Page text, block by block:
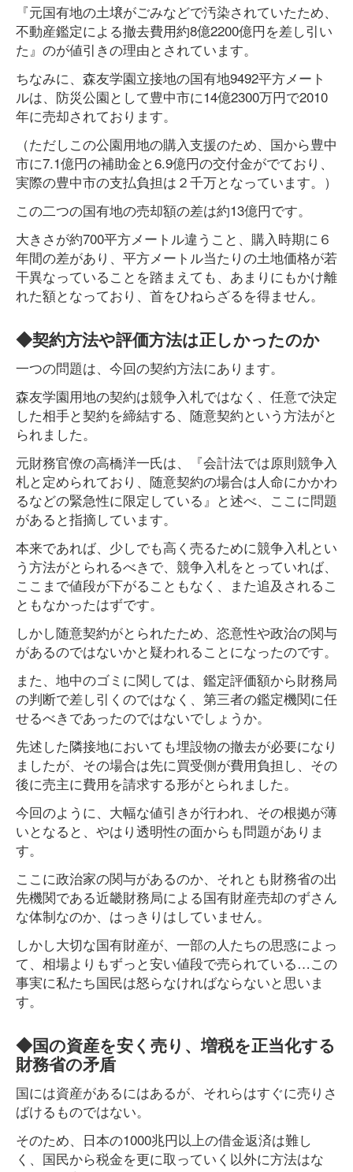
『元国有地の土壌がごみなどで汚染されていたため、
不動産鑑定による撤去費用約8億2200億円を差し引い
た』のが値引きの理由とされています。
ちなみに、森友学園立接地の国有地9492平方メート
ルは、防災公園として豊中市に14億2300万円で2010
年に売却されております。
（ただしこの公園用地の購入支援のため、国から豊中
市に7.1億円の補助金と6.9億円の交付金がでており、
実際の豊中市の支払負担は２千万となっています。）
この二つの国有地の売却額の差は約13億円です。
大きさが約700平方メートル違うこと、購入時期に６
年間の差があり、平方メートル当たりの土地価格が若
干異なっていることを踏まえても、あまりにもかけ離
れた額となっており、首をひねらざるを得ません。
◆契約方法や評価方法は正しかったのか
一つの問題は、今回の契約方法にあります。
森友学園用地の契約は競争入札ではなく、任意で決定
した相手と契約を締結する、随意契約という方法がと
られました。
元財務官僚の高橋洋一氏は、『会計法では原則競争入
札と定められており、随意契約の場合は人命にかかわ
るなどの緊急性に限定している』と述べ、ここに問題
があると指摘しています。
本来であれば、少しでも高く売るために競争入札とい
う方法がとられるべきで、競争入札をとっていれば、
ここまで値段が下がることもなく、また追及されるこ
ともなかったはずです。
しかし随意契約がとられたため、恣意性や政治の関与
があるのではないかと疑われることになったのです。
また、地中のゴミに関しては、鑑定評価額から財務局
の判断で差し引くのではなく、第三者の鑑定機関に任
せるべきであったのではないでしょうか。
先述した隣接地においても埋設物の撤去が必要になり
ましたが、その場合は先に買受側が費用負担し、その
後に売主に費用を請求する形がとられました。
今回のように、大幅な値引きが行われ、その根拠が薄
いとなると、やはり透明性の面からも問題がありま
す。
ここに政治家の関与があるのか、それとも財務省の出
先機関である近畿財務局による国有財産売却のずさん
な体制なのか、はっきりはしていません。
しかし大切な国有財産が、一部の人たちの思惑によっ
て、相場よりもずっと安い値段で売られている…この
事実に私たち国民は怒らなければならないと思いま
す。
◆国の資産を安く売り、増税を正当化する
財務省の矛盾
国には資産があるにはあるが、それらはすぐに売りさ
ばけるものではない。
そのため、日本の1000兆円以上の借金返済は難し
く、国民から税金を更に取っていく以外に方法はな